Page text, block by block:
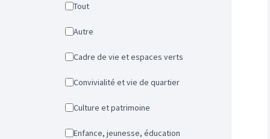
Tout
Autre
Cadre de vie et espaces verts
Convivialité et vie de quartier
Culture et patrimoine
Enfance, jeunesse, éducation